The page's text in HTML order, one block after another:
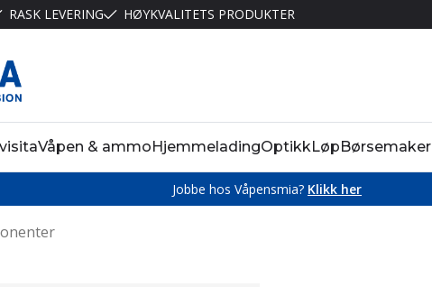
RASK LEVERING HØYKVALITETS PRODUKTER
Våpen & ammoHjemmeladingOptikkLøpBørsemaker
Jobbe hos Våpensmia? Klikk her